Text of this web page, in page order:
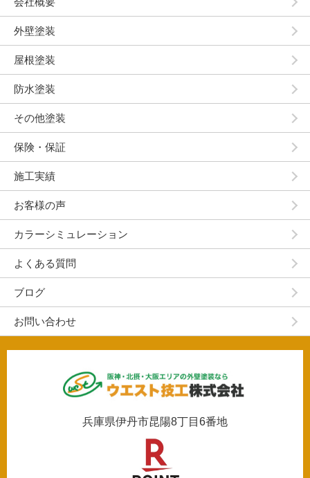
外壁塗装
屋根塗装
防水塗装
その他塗装
保険・保証
施工実績
お客様の声
カラーシミュレーション
よくある質問
ブログ
お問い合わせ
兵庫県伊丹市昆陽8丁目6番地